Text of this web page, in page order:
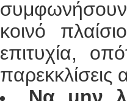
κοινό
επιτυχία,